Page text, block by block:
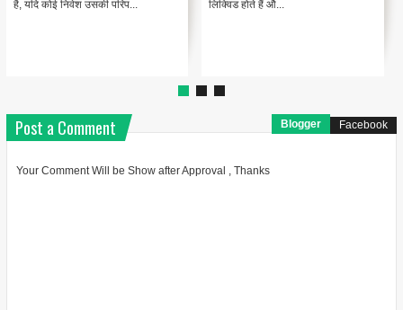
है, यदि कोई निवेश उसकी परिप...
लिक्विड होते हैं औ...
Post a Comment Blogger Facebook
Your Comment Will be Show after Approval , Thanks